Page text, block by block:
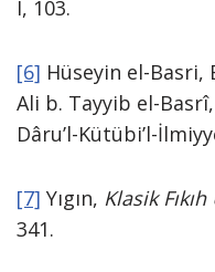
I, 103.
[6] Hüseyin el-Basri,
Ali b. Tayyib el-Basrî,
Dâru’l-Kütübi’l-
[7] Yıgın, Klasik
341.